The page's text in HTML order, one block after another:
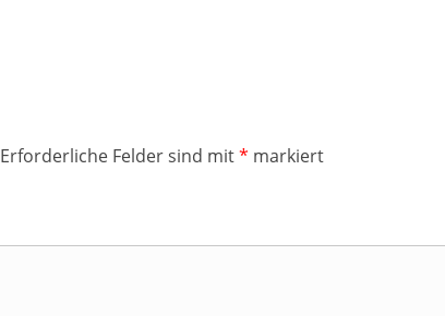
Erforderliche Felder sind mit* markiert